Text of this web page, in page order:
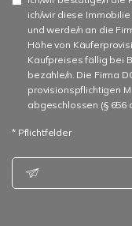
ich/wir diese
und werde/n an die
Höhe von
Kaufpreises fällig bei
bezahle/n. Die Firma
provisionspflichtigen
abgeschlossen (§ 656
* Pflichtfelder